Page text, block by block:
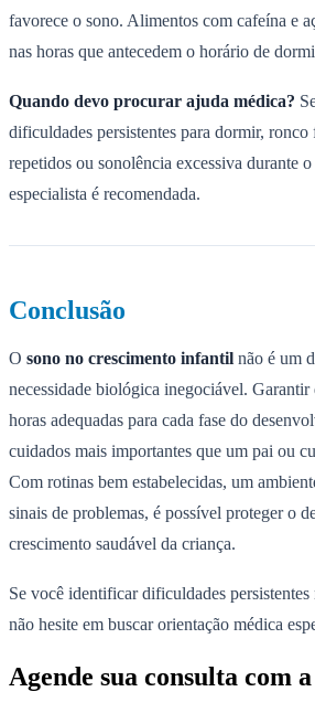
favorece o sono. Alimentos com cafeína e
nas horas que antecedem o horário de
Quando devo procurar ajuda médica?
dificuldades persistentes para dormir, ronco
repetidos ou sonolência excessiva durante
especialista é recomendada.
Conclusão
O sono no crescimento infantil não é um
necessidade biológica inegociável.
horas adequadas para cada fase do
cuidados mais importantes que um pai ou
Com rotinas bem estabelecidas, um
sinais de problemas, é possível proteger o
crescimento saudável da criança.
Se você identificar dificuldades
não hesite em buscar orientação médica
Agende sua consulta com